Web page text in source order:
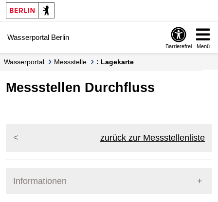
Springe zur Navigation
Springe zum Inhalt
Wasserportal Berlin
Barrierefrei Menü
Wasserportal Messstelle : Lagekarte
Messstellen Durchfluss
zurück zur Messstellenliste
Informationen